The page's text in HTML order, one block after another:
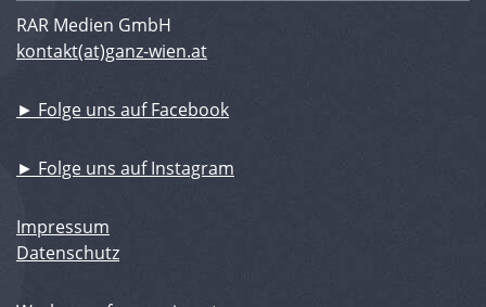
RAR Medien GmbH
kontakt(at)ganz-wien.at
► Folge uns auf Facebook
► Folge uns auf Instagram
Impressum
Datenschutz